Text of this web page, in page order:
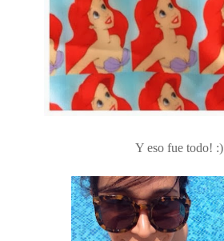
Y eso fue todo! :)